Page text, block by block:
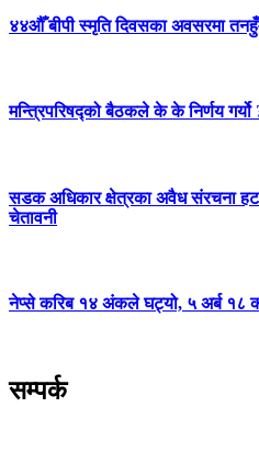
४४औँ बीपी स्मृति दिवसका अवसरमा
मन्त्रिपरिषद्को बैठकले के के निर्णय गर्यो
सडक अधिकार क्षेत्रका अवैध संरचना
चेतावनी
नेप्से करिब १४ अंकले घट्यो, ५ अर्ब १८
सम्पर्क